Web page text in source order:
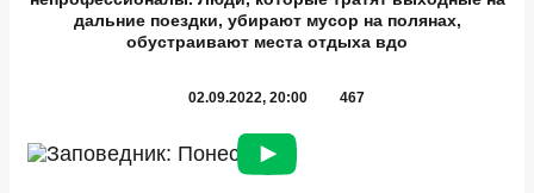
дальние поездки, убирают мусор на полянах,
обустраивают места отдыха вдо
02.09.2022, 20:00 467